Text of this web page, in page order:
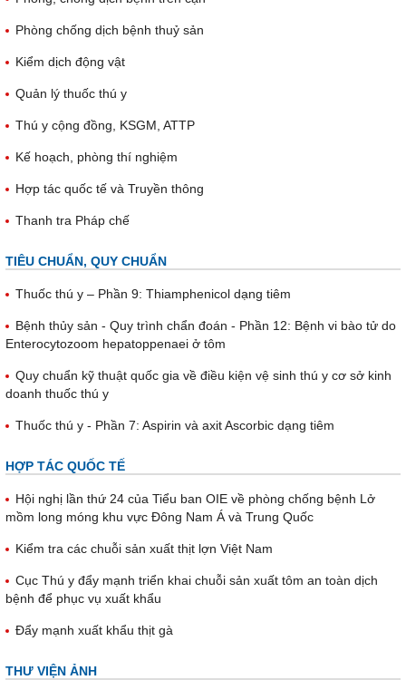
Phòng chống dịch bệnh thuỷ sản
Kiểm dịch động vật
Quản lý thuốc thú y
Thú y cộng đồng, KSGM, ATTP
Kế hoạch, phòng thí nghiệm
Hợp tác quốc tế và Truyền thông
Thanh tra Pháp chế
TIÊU CHUẨN, QUY CHUẨN
Thuốc thú y – Phần 9: Thiamphenicol dạng tiêm
Bệnh thủy sản - Quy trình chẩn đoán - Phần 12: Bệnh vi bào tử do
Enterocytozoom hepatoppenaei ở tôm
Quy chuẩn kỹ thuật quốc gia về điều kiện vệ sinh thú y cơ sở kinh
doanh thuốc thú y
Thuốc thú y - Phần 7: Aspirin và axit Ascorbic dạng tiêm
HỢP TÁC QUỐC TẾ
Hội nghị lần thứ 24 của Tiểu ban OIE về phòng chống bệnh Lở
mồm long móng khu vực Đông Nam Á và Trung Quốc
Kiểm tra các chuỗi sản xuất thịt lợn Việt Nam
Cục Thú y đẩy mạnh triển khai chuỗi sản xuất tôm an toàn dịch
bệnh để phục vụ xuất khẩu
Đẩy mạnh xuất khẩu thịt gà
THƯ VIỆN ẢNH